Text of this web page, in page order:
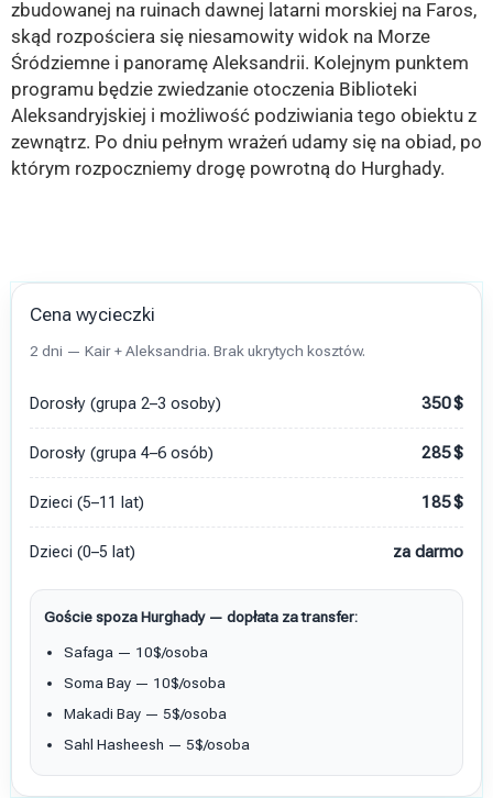
zbudowanej na ruinach dawnej latarni morskiej na Faros,
skąd rozpościera się niesamowity widok na Morze
Śródziemne i panoramę Aleksandrii. Kolejnym punktem
programu będzie zwiedzanie otoczenia Biblioteki
Aleksandryjskiej i możliwość podziwiania tego obiektu z
zewnątrz. Po dniu pełnym wrażeń udamy się na obiad, po
którym rozpoczniemy drogę powrotną do Hurghady.
Cena wycieczki
2 dni — Kair + Aleksandria. Brak ukrytych kosztów.
Dorosły (grupa 2–3 osoby) 350$
Dorosły (grupa 4–6 osób) 285$
Dzieci (5–11 lat) 185$
Dzieci (0–5 lat) za darmo
Goście spoza Hurghady — dopłata za transfer:
Safaga — 10$/osoba
Soma Bay — 10$/osoba
Makadi Bay — 5$/osoba
Sahl Hasheesh — 5$/osoba